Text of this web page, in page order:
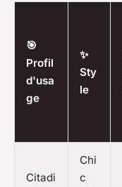
🎯
Profil
d'usa
ge
✨
Sty
le
Citadi
Chi
c